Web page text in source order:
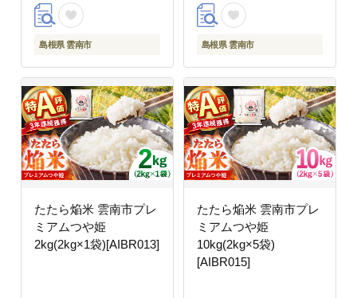
島根県 雲南市 島根県 雲南市
たたら焔米 雲南市プレ
ミアムつや姫
2kg(2kg×1袋)[AIBR013]
たたら焔米 雲南市プレ
ミアムつや姫
10kg(2kg×5袋)
[AIBR015]